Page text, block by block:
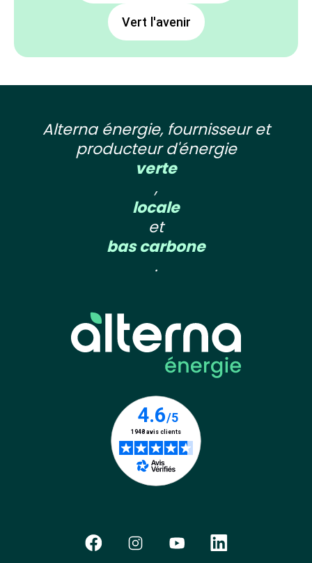
Vert l'avenir
Alterna énergie, fournisseur et
producteur d'énergie
verte
,
locale
et
bas carbone
.